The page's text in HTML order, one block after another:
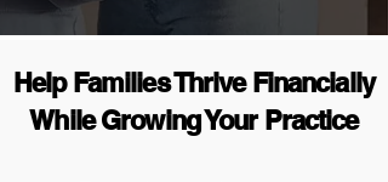
Help Families Thrive Financially
While Growing Your Practice